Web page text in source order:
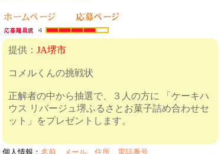
提供： JA堺市
コメルくんの挑戦状
正解者の中から抽選で、３人の方に 「ケーキハ
ウス リバージュ堺ふるさとお菓子詰め合わせセ
ット」をプレゼントします。
個人情報： 名前、メール、住所、電話番号